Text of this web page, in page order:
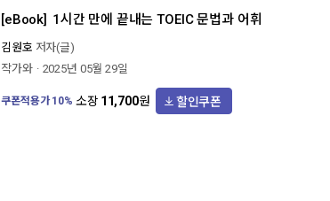
[eBook] 1시간 만에 끝내는 TOEIC 문법과 어휘
김원호 저자(글)
작가와
2025년 05월 29일
쿠폰적용가10% 소장 11,700원 할인쿠폰